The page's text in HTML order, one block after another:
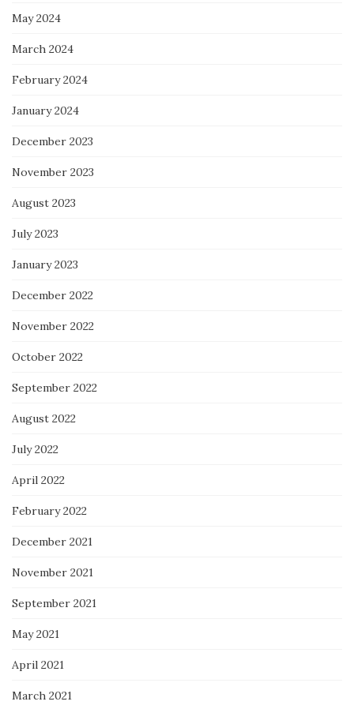
May 2024
March 2024
February 2024
January 2024
December 2023
November 2023
August 2023
July 2023
January 2023
December 2022
November 2022
October 2022
September 2022
August 2022
July 2022
April 2022
February 2022
December 2021
November 2021
September 2021
May 2021
April 2021
March 2021